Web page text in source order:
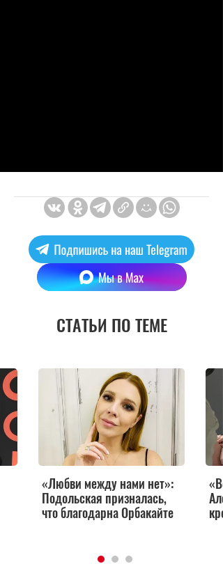
СТАТЬИ ПО ТЕМЕ
«Любви между нами нет»:
Подольская призналась,
что благодарна Орбакайте